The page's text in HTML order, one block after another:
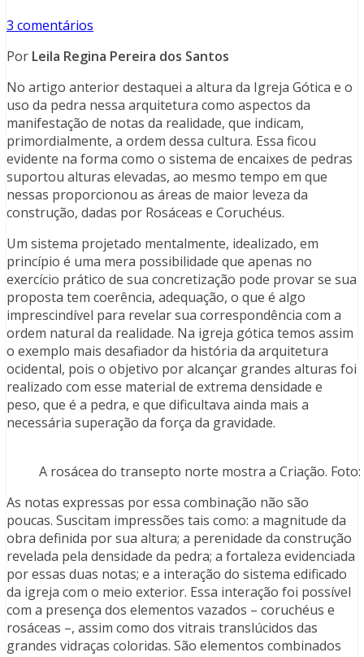
3 comentários
Por Leila Regina Pereira dos Santos
No artigo anterior destaquei a altura da Igreja Gótica e o
uso da pedra nessa arquitetura como aspectos da
manifestação de notas da realidade, que indicam,
primordialmente, a ordem dessa cultura. Essa ficou
evidente na forma como o sistema de encaixes de pedras
suportou alturas elevadas, ao mesmo tempo em que
nessas proporcionou as áreas de maior leveza da
construção, dadas por Rosáceas e Coruchéus.
Um sistema projetado mentalmente, idealizado, em
princípio é uma mera possibilidade que apenas no
exercício prático de sua concretização pode provar se sua
proposta tem coerência, adequação, o que é algo
imprescindível para revelar sua correspondência com a
ordem natural da realidade. Na igreja gótica temos assim
o exemplo mais desafiador da história da arquitetura
ocidental, pois o objetivo por alcançar grandes alturas foi
realizado com esse material de extrema densidade e
peso, que é a pedra, e que dificultava ainda mais a
necessária superação da força da gravidade.
A rosácea do transepto norte mostra a Criação.
As notas expressas por essa combinação não são
poucas. Suscitam impressões tais como: a magnitude da
obra definida por sua altura; a perenidade da construção
revelada pela densidade da pedra; a fortaleza evidenciada
por essas duas notas; e a interação do sistema edificado
da igreja com o meio exterior. Essa interação foi possível
com a presença dos elementos vazados – coruchéus e
rosáceas –, assim como dos vitrais translúcidos das
grandes vidraças coloridas. São elementos combinados